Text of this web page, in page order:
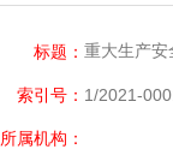
标题： 重大生产
索引号： 1/2021-
所属机构：